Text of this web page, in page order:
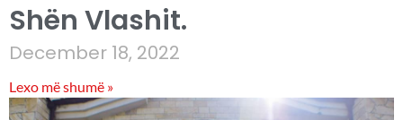
Shën Vlashit.
December 18, 2022
Lexo më shumë »